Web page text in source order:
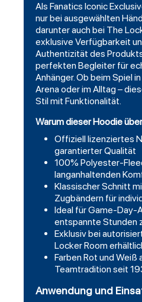
Als Fanatics Iconic
nur bei ausgewählten
darunter auch bei The
exklusive Verfügbarkeit
Authentizität des
perfekten Begleiter für
Anhänger. Ob beim Spiel
Arena oder im Alltag –
Stil mit Funktionalität.
Warum dieser Hoodie
Offiziell lizenziertes
garantierter Qualität
100% Polyester-
langanhaltenden
Klassischer Schnitt
Zugbändern für
Ideal für Game-Day-
entspannte Stunden
Exklusiv bei
Locker Room
Farben Rot und Weiß
Teamtradition seit
Anwendung und